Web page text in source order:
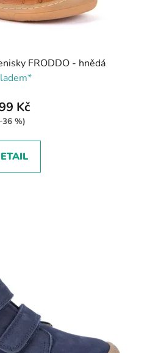
FRODDO - hnědá
Kč
%)